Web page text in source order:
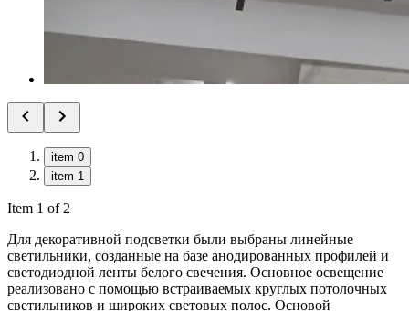
item 0
item 1
Item 1 of 2
Для декоративной подсветки были выбраны линейные
светильники, созданные на базе анодированных профилей и
светодиодной ленты белого свечения. Основное освещение
реализовано с помощью встраиваемых круглых потолочных
светильников и широких световых полос. Основой